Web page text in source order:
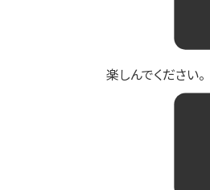
楽しんでください。